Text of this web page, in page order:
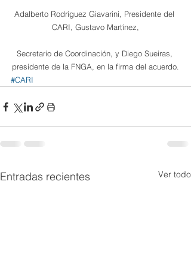
Adalberto Rodríguez Giavarini, Presidente del
CARI, Gustavo Martínez,
Secretario de Coordinación, y Diego Sueiras,
presidente de la FNGA, en la firma del acuerdo.
#CARI
Entradas recientes Ver todo